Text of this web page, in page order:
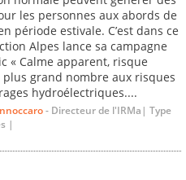
les personnes aux abords de
période estivale. C’est dans ce
Alpes lance sa campagne
« Calme apparent, risque
grand nombre aux risques
hydroélectriques....
- Directeur de l'IRMa| Type
|